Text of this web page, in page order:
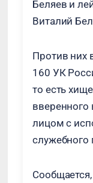
Беляев и
Виталий
Против них
160 УК
то есть
лицом с
служебного